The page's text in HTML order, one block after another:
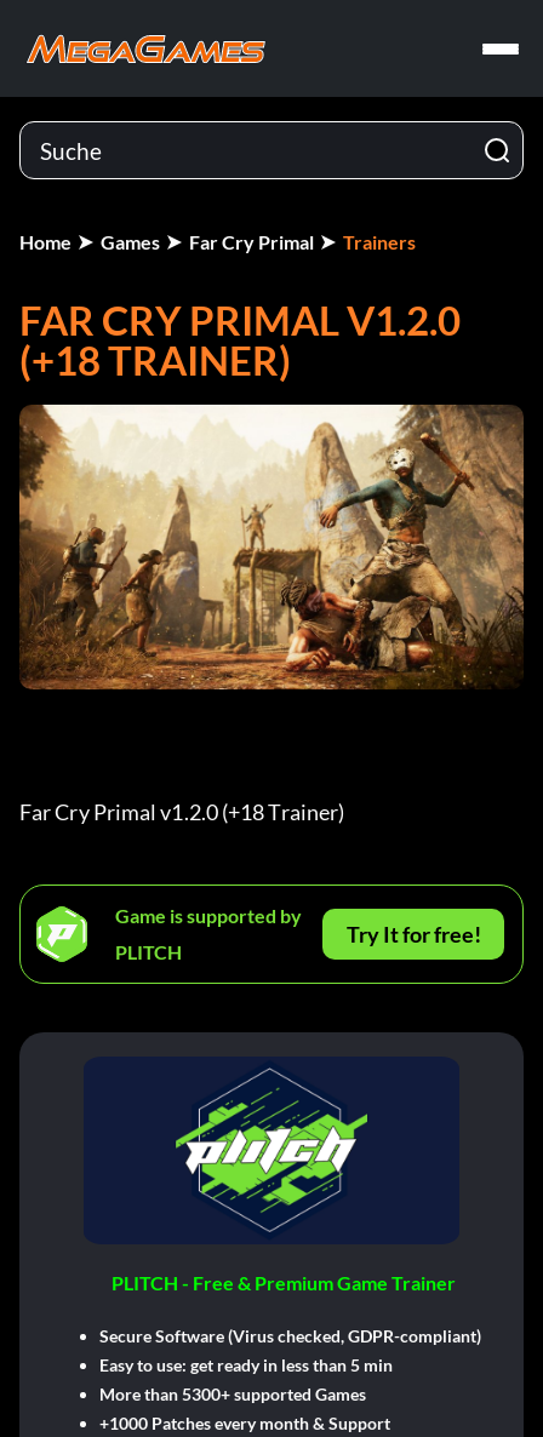
Home Games Far Cry Primal Trainers
FAR CRY PRIMAL V1.2.0
(+18 TRAINER)
Far Cry Primal v1.2.0 (+18 Trainer)
Game is supported by
PLITCH
Try It for free!
PLITCH - Free & Premium Game Trainer
Secure Software (Virus checked, GDPR-compliant)
Easy to use: get ready in less than 5 min
More than 5300+ supported Games
+1000 Patches every month & Support